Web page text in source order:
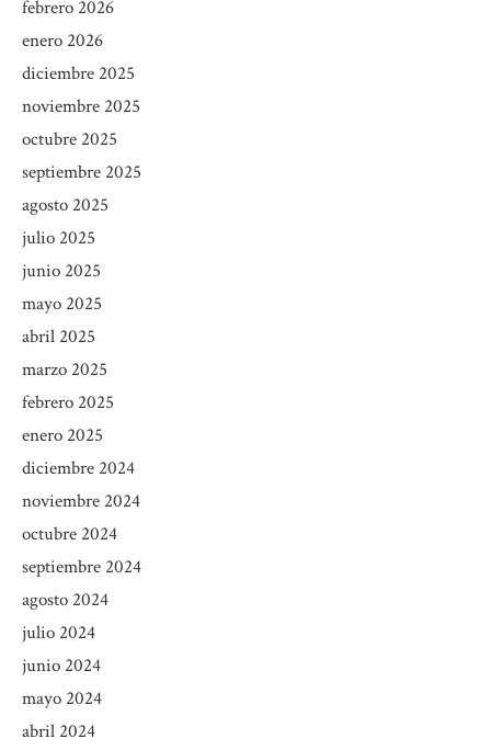
febrero 2026
enero 2026
diciembre 2025
noviembre 2025
octubre 2025
septiembre 2025
agosto 2025
julio 2025
junio 2025
mayo 2025
abril 2025
marzo 2025
febrero 2025
enero 2025
diciembre 2024
noviembre 2024
octubre 2024
septiembre 2024
agosto 2024
julio 2024
junio 2024
mayo 2024
abril 2024